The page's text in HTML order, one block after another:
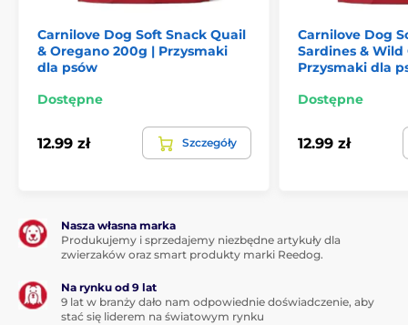
hydrolizowane wątróbki kurczaka (5 %), kolagen (4 %),
melasa, mąka grochowa, suszony koperek (1 %).
Składniki analityczne:
Carnilove Dog Soft Snack Quail
& Oregano 200g | Przysmaki
dla psów
Dostępne
12.99 zł Szczegóły
Carnilove Dog
Sardines & Wild
Przysmaki dla
Dostępne
12.99 zł
Nasza własna marka
Produkujemy i sprzedajemy niezbędne artykuły dla
zwierzaków oraz smart produkty marki Reedog.
Na rynku od 9 lat
9 lat w branży dało nam odpowiednie doświadczenie, aby
stać się liderem na światowym rynku